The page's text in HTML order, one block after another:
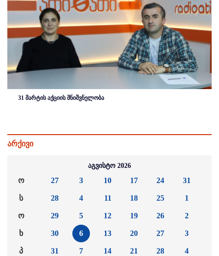
31 მარტის აქციის მნიშვნელობა
არქივი
აგვისტო 2026
ო
ს
ო
ხ
პ
27
28
29
30
31
3
4
5
6
7
10
11
12
13
14
17
18
19
20
21
24
25
26
27
28
31
1
2
3
4